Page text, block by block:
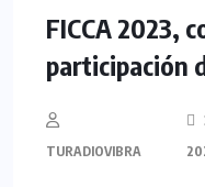
FICCA 2023,
participación
TURADIOVIBRA